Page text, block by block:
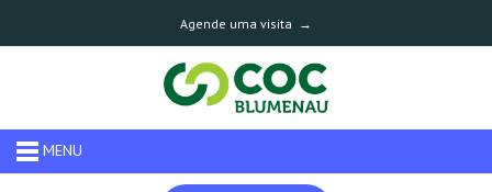
Agende uma visita →
MENU